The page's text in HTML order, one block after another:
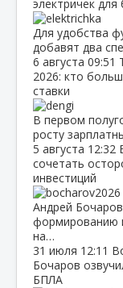
электричек
Для удобства
добавят два
6 августа 09:51
2026: кто
ставки
В первом
росту
5 августа 12:32
сочетать
инвестиций
Андрей
формированию
на…
31 июля 12:11
Бочаров
БПЛА